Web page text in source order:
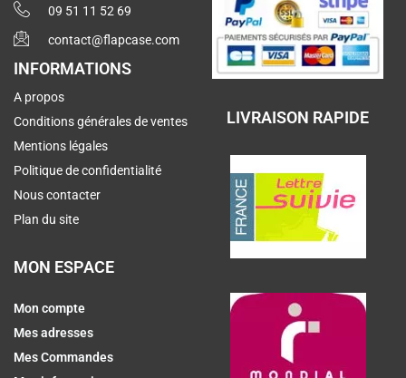
09 51 11 52 69
contact@flapcase.com
INFORMATIONS
A propos
Conditions générales de ventes
Mentions légales
Politique de confidentialité
Nous contacter
Plan du site
MON ESPACE
Mon compte
Mes adresses
Mes Commandes
LIVRAISON RAPIDE